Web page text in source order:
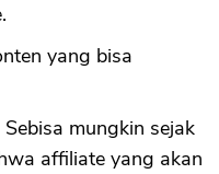
yang bisa
mungkin sejak
affiliate yang akan